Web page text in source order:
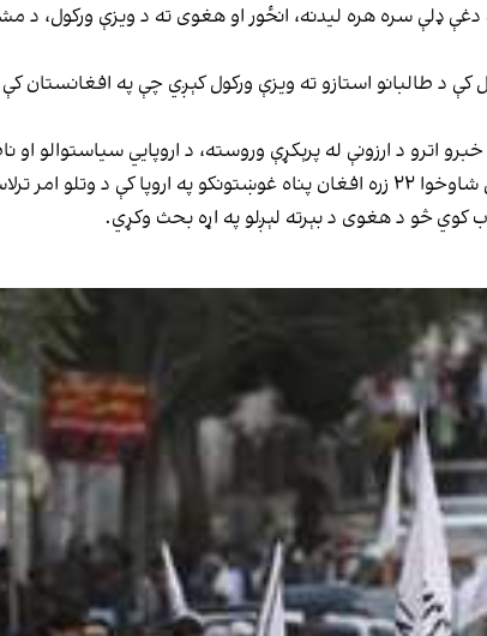
ډلې سره هره لیدنه، انځور او هغوی ته د ویزې ورکول، د
کې د طالبانو استازو ته ویزې ورکول کېږي چې په افغانستان
اترو د ارزونې له پرېکړې وروسته، د اروپايي سیاستوالو او
کړی دی.
کوي څو د هغوی د بېرته لېږلو په اړه بحث وکړي.